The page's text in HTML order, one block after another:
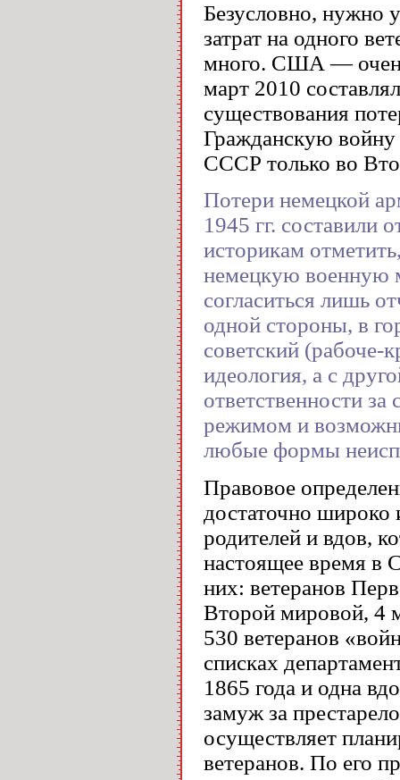
Безусловно, нужно
затрат на одного
много. США — очень
март 2010
существования
Гражданскую войну
СССР только во
Потери немецкой
1945 гг. составили
историкам
немецкую военную
согласиться лишь
одной стороны, в
советский (рабоче-
идеология, а с
ответственности
режимом и
любые формы
Правовое
достаточно широко
родителей и вдов,
настоящее время в
них: ветеранов
Второй мировой, 4
530 ветеранов
списках
1865 года и одна
замуж за
осуществляет
ветеранов. По его